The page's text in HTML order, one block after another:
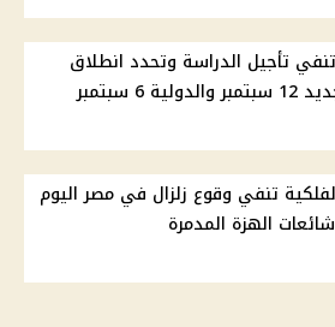
تأجيل الدراسة وتحدد انطلاق
6 سبتمبر
تنفي وقوع زلزال في مصر اليوم
الهزة المدمرة